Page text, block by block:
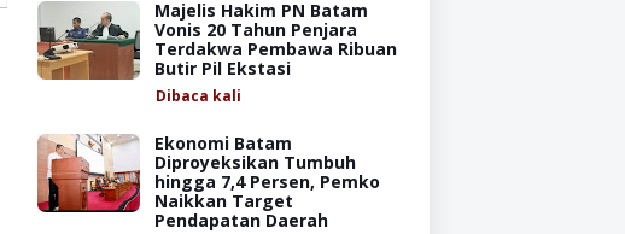
Majelis Hakim PN Batam
Vonis 20 Tahun Penjara
Terdakwa Pembawa Ribuan
Butir Pil Ekstasi
Dibaca kali
Ekonomi Batam
Diproyeksikan Tumbuh
hingga 7,4 Persen, Pemko
Naikkan Target
Pendapatan Daerah